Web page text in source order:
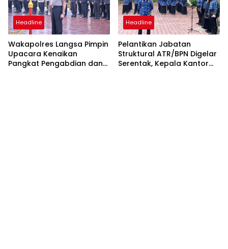
Headline
Wakapolres Langsa Pimpin
Upacara Kenaikan
Pangkat Pengabdian dan
Headline
Pelantikan Jabatan
Struktural ATR/BPN Digelar
Serentak, Kepala Kantor